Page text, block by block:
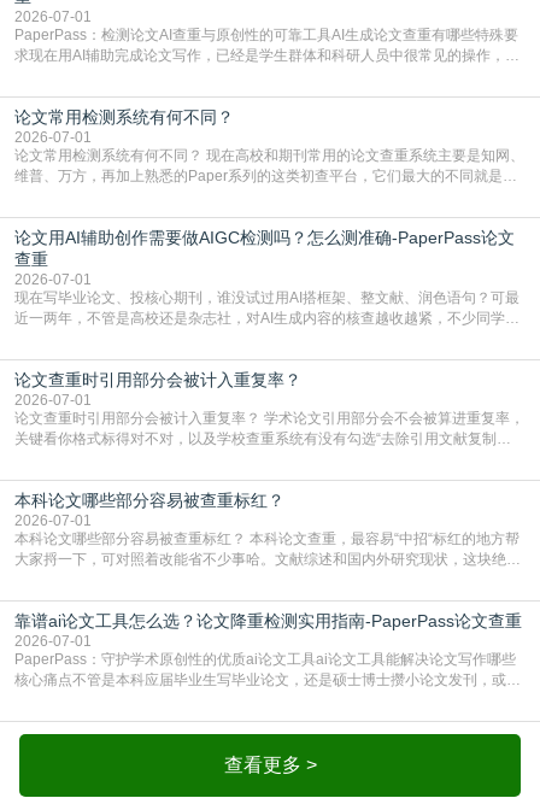
2026-07-01
PaperPass：检测论文AI查重与原创性的可靠工具AI生成论文查重有哪些特殊要
求现在用AI辅助完成论文写作，已经是学生群体和科研人员中很常见的操作，不
但很多人忽略了，AI生成的内容天生带有重复风险——训练AI的数据集本身就包
含大量已公开的学术内容、网络原创内容，AI输出内容时很容易无意识拼接出重
复片
论文常用检测系统有何不同？
2026-07-01
论文常用检测系统有何不同？ 现在高校和期刊常用的论文查重系统主要是知网、
维普、万方，再加上熟悉的Paper系列的这类初查平台，它们最大的不同就是数
查数值误导。知网（CNKI）是学校定稿检测的绝对主流。本科用PMLC，含大学
生联合比对库，能比历届学长论文，硕博用VIP/TMLC，含学术论文联合比对
库，期刊投稿用AMLMC/SML
论文用AI辅助创作需要做AIGC检测吗？怎么测准确-PaperPass论文
查重
2026-07-01
现在写毕业论文、投核心期刊，谁没试过用AI搭框架、整文献、润色语句？可最
近一两年，不管是高校还是杂志社，对AI生成内容的核查越收越紧，不少同学投
真的太亏。提前做AIGC检测，已经成了很多过来人交稿前必做的一步。为什么
AIGC检测成了论文答辩投稿前的必备项？可能还有不少人觉得，我就用AI搭了个
框架，内容都是自己写的，至于做AIG
论文查重时引用部分会被计入重复率？
2026-07-01
论文查重时引用部分会被计入重复率？ 学术论文引用部分会不会被算进重复率，
关键看你格式标得对不对，以及学校查重系统有没有勾选“去除引用文献复制
独占一行，每条文献用[1][2]方括号编号、与正文一一对应，著录项符合GB/T
7714（作者、题名、刊名、年、卷期、页码齐全，标点用半角）；查重系统识别
成功后通常把这段标为引用，
本科论文哪些部分容易被查重标红？
2026-07-01
本科论文哪些部分容易被查重标红？ 本科论文查重，最容易“中招“标红的地方帮
大家捋一下，可对照着改能省不少事哈。文献综述和国内外研究现状，这块绝对
乎一模一样的话，你要是直接复制百度百科、教材或别人写好的综述段落，系统
一抓一个准，整段飘红。研究背景、意义和方法描述也是不可避免，比如“本文采
用问卷调查法““运用SPSS软件进行数据分
靠谱ai论文工具怎么选？论文降重检测实用指南-PaperPass论文查重
2026-07-01
PaperPass：守护学术原创性的优质ai论文工具ai论文工具能解决论文写作哪些
核心痛点不管是本科应届毕业生写毕业论文，还是硕士博士攒小论文发刊，或是
自己逐句读逐句改，熬好几个大夜不说，还经常改不到点上，交上去才发现重复
率超标，再返工太折腾。现在有了成熟的ai论文工具，这些痛点基本都能高效解
决。靠谱的ai论文工具，不止能帮你梳查看更多 >